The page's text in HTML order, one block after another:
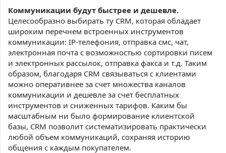
Коммуникации будут быстрее и дешевле.
Целесообразно выбирать ту CRM, которая обладает
широким перечнем встроенных инструментов
коммуникации: IP-телефония, отправка смс, чат,
электронная почта с возможностью сортировки писем
и электронных рассылок, отправка факса и т.д. Таким
образом, благодаря CRM связываться с клиентами
можно оперативнее за счет множества каналов
коммуникации и дешевле за счет бесплатных
инструментов и сниженных тарифов. Каким бы
масштабным ни было формирование клиентской
базы, CRM позволит систематизировать практически
любой объем коммуникаций, сохраняя историю
общения с каждым покупателем.